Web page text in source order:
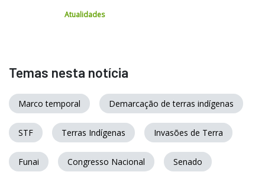
Atualidades
Temas nesta notícia
Marco temporal Demarcação de terras indígenas
STF Terras Indígenas Invasões de Terra
Funai Congresso Nacional Senado